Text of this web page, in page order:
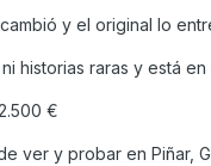
y el original lo
historias raras y está
€
ver y probar en Piñar,